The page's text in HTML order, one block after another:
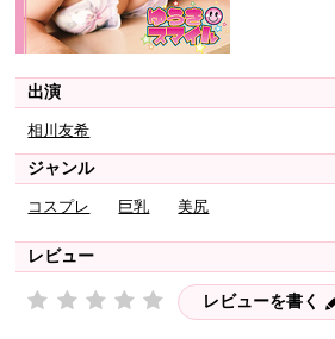
出演
相川友希
ジャンル
コスプレ 巨乳 美尻
レビュー
レビューを書く